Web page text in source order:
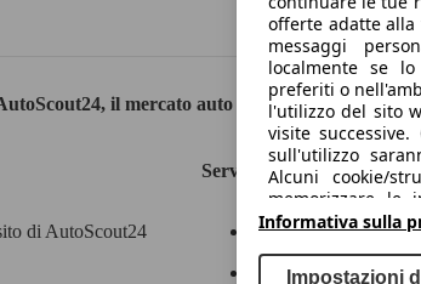
il mercato auto europeo.
di AutoScout24
Servizi
Contatti
Marche e modelli
offerte adatte
messaggi
localmente se
preferiti o
l'utilizzo del sito
visite
sull'utilizzo
Alcuni cookie/
memorizzare le
finanziamento
finanziamento.
Informativa sulla
Impostazioni